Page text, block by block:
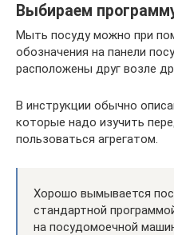
Выбираем
Мыть посуду можно при
обозначения на панели
расположены друг возле
В инструкции обычно
которые надо изучить
пользоваться агрегатом.
Хорошо вымывается
стандартной
на посудомоечной